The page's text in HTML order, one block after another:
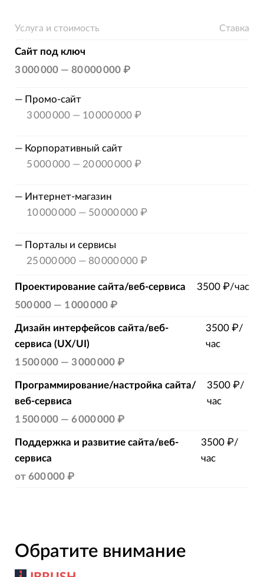
Услуга и стоимость Ставка
Сайт под ключ
3 000 000— 80 000 000 ₽
— Промо-сайт
3 000 000— 10 000 000 ₽
— Корпоративный сайт
5 000 000— 20 000 000 ₽
— Интернет-магазин
10 000 000— 50 000 000 ₽
— Порталы и сервисы
25 000 000— 80 000 000 ₽
Проектирование сайта/веб-сервиса
3500 ₽/час
500 000— 1 000 000 ₽
Дизайн интерфейсов сайта/веб-
сервиса (UX/UI)
3500 ₽/
час
1 500 000— 3 000 000 ₽
Программирование/настройка сайта/
веб-сервиса
3500 ₽/
час
1 500 000— 6 000 000 ₽
Поддержка и развитие сайта/веб-
сервиса
3500 ₽/
час
от 600 000 ₽
Обратите внимание